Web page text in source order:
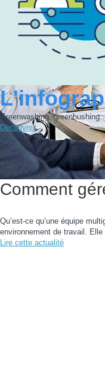
Comment
Qu’est-ce qu’une équipe
environnement de travail.
Lire cette actualité
Greenwashing,
Découvrez